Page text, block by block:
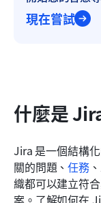
現在嘗試
什麼是
Jira 是一個結構
關的問題、任務
織都可以建立符
案。了解如何在